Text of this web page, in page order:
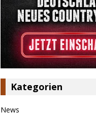
Kategorien
News